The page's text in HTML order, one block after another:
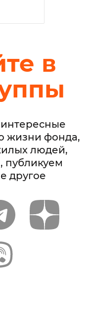
в
жизни фонда,
людей,
публикуем
другое